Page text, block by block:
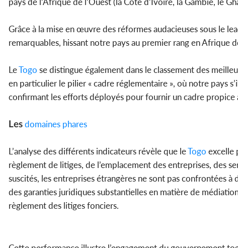
Grâce à la mise en œuvre des réformes audacieuses sous le
remarquables, hissant notre pays au premier rang en Afrique
LeTogo se distingue également dans le classement des
en particulier le pilier « cadre réglementaire », où notre pays
confirmant les efforts déployés pour fournir un cadre propice
Lesdomaines phares
L’analyse des différents indicateurs révèle que leTogo excelle
règlement de litiges, de l’emplacement des entreprises, des
suscités, les entreprises étrangères ne sont pas confrontées à
des garanties juridiques substantielles en matière de
règlement des litiges fonciers.